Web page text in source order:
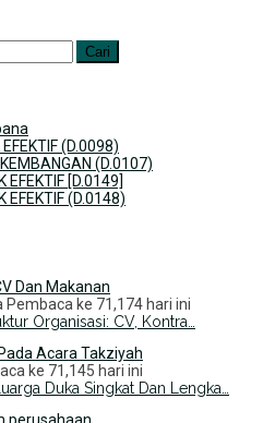
(D.0098)
(D.0107)
EFEKTIF [D.0149]
EFEKTIF (D.0148)
Pembaca ke 71,174 hari ini
Organisasi: CV, Kontra…
ke 71,145 hari ini
Duka Singkat Dan Lengka…